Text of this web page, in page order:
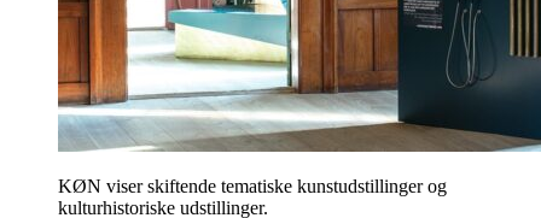
KØN viser skiftende tematiske kunstudstillinger og
kulturhistoriske udstillinger.